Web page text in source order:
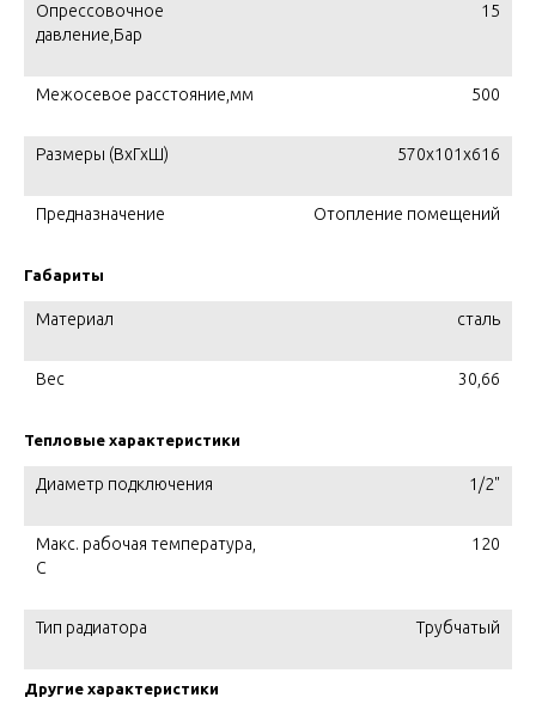
Опрессовочное
давление,Бар
15
Межосевое расстояние,мм 500
Размеры (ВхГхШ) 570х101х616
Предназначение Отопление помещений
Габариты
Материал сталь
Вес 30,66
Тепловые характеристики
Диаметр подключения 1/2"
Макс. рабочая температура,
C
120
Тип радиатора Трубчатый
Другие характеристики